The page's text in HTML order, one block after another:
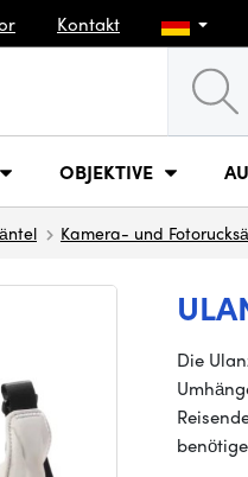
Kontakt
OBJEKTIVE
Kamera- und
Die